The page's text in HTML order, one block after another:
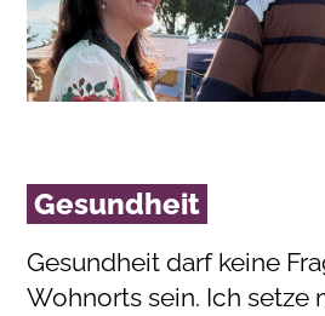
Gesundheit
Gesundheit darf keine
Wohnorts sein. Ich setze